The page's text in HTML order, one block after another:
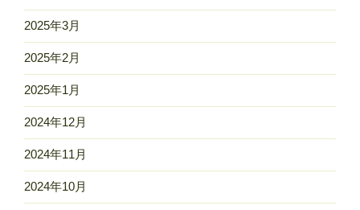
2025年3月
2025年2月
2025年1月
2024年12月
2024年11月
2024年10月